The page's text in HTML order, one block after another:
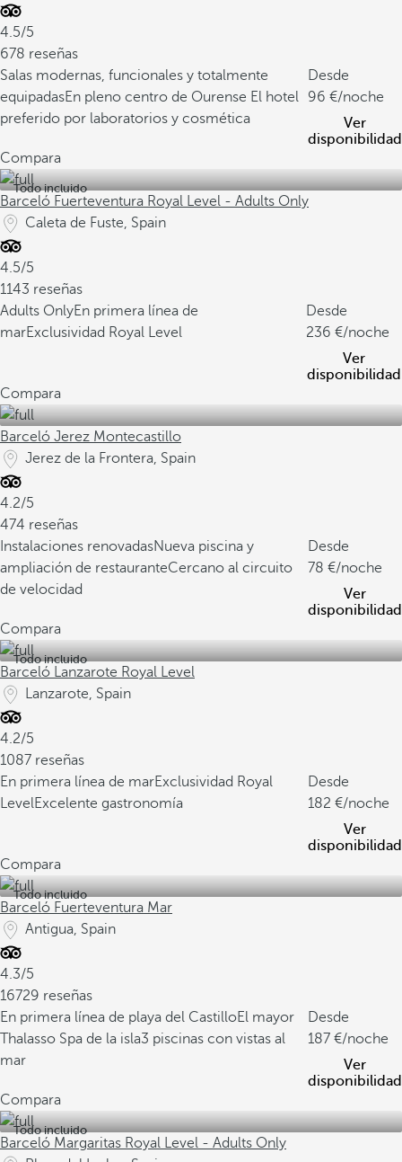
4.5/5
678 reseñas
Salas modernas, funcionales y totalmente
equipadasEn pleno centro de Ourense El hotel
preferido por laboratorios y cosmética
Desde
96
/noche
Ver
disponibilidad
Compara
Todo incluido
Barceló Fuerteventura Royal Level - Adults Only
Caleta de Fuste, Spain
4.5/5
1143 reseñas
Adults OnlyEn primera línea de
marExclusividad Royal Level
Desde
236
/noche
Ver
disponibilidad
Compara
Barceló Jerez Montecastillo
Jerez de la Frontera, Spain
4.2/5
474 reseñas
Instalaciones renovadasNueva piscina y
ampliación de restauranteCercano al circuito
de velocidad
Desde
78
/noche
Ver
disponibilidad
Compara
Todo incluido
Barceló Lanzarote Royal Level
Lanzarote, Spain
4.2/5
1087 reseñas
En primera línea de marExclusividad Royal
LevelExcelente gastronomía
Desde
182
/noche
Ver
disponibilidad
Compara
Todo incluido
Barceló Fuerteventura Mar
Antigua, Spain
4.3/5
16729 reseñas
En primera línea de playa del CastilloEl mayor
Thalasso Spa de la isla3 piscinas con vistas al
mar
Desde
187
/noche
Ver
disponibilidad
Compara
Todo incluido
Barceló Margaritas Royal Level - Adults Only